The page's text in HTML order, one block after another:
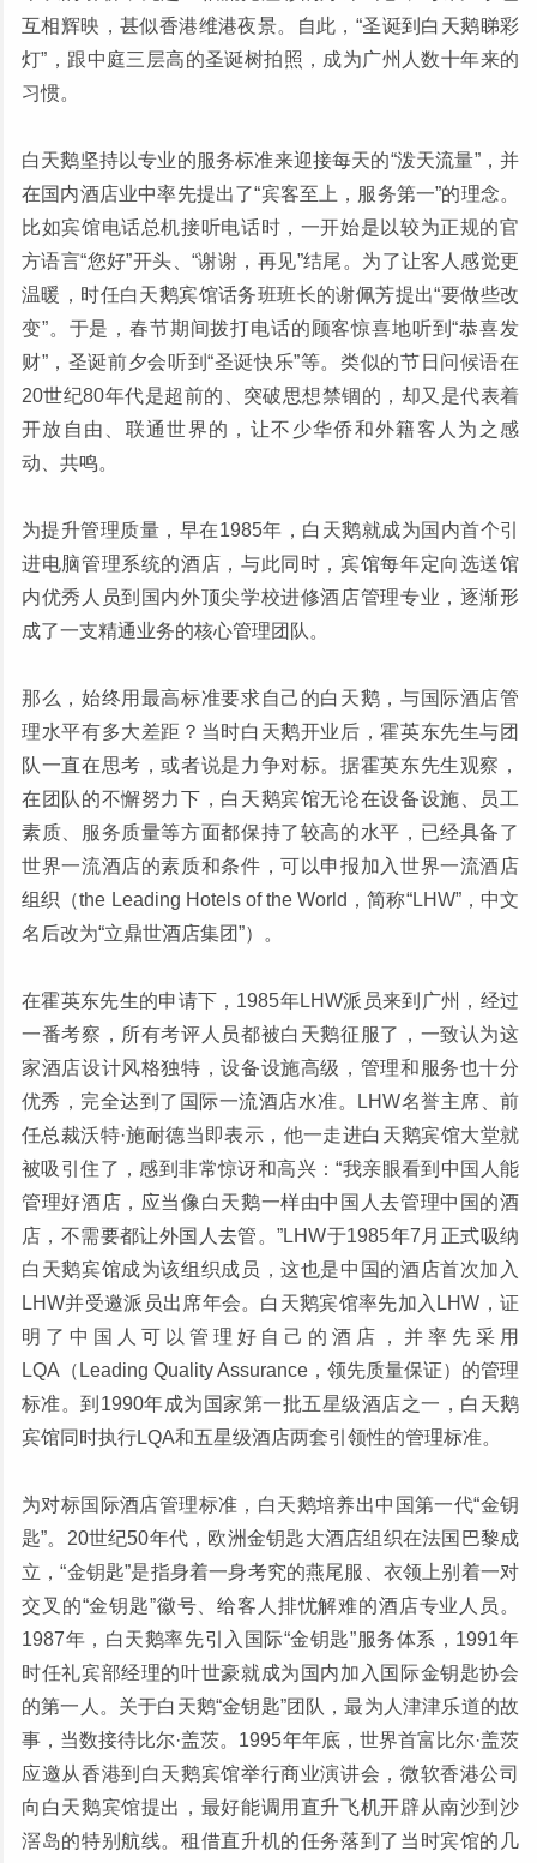
互相辉映，甚似香港维港夜景。自此，“圣诞到白天鹅睇彩
灯”，跟中庭三层高的圣诞树拍照，成为广州人数十年来的
习惯。
白天鹅坚持以专业的服务标准来迎接每天的“泼天流量”，并
在国内酒店业中率先提出了“宾客至上，服务第一”的理念。
比如宾馆电话总机接听电话时，一开始是以较为正规的官
方语言“您好”开头、“谢谢，再见”结尾。为了让客人感觉更
温暖，时任白天鹅宾馆话务班班长的谢佩芳提出“要做些改
变”。于是，春节期间拨打电话的顾客惊喜地听到“恭喜发
财”，圣诞前夕会听到“圣诞快乐”等。类似的节日问候语在
20世纪80年代是超前的、突破思想禁锢的，却又是代表着
开放自由、联通世界的，让不少华侨和外籍客人为之感
动、共鸣。
为提升管理质量，早在1985年，白天鹅就成为国内首个引
进电脑管理系统的酒店，与此同时，宾馆每年定向选送馆
内优秀人员到国内外顶尖学校进修酒店管理专业，逐渐形
成了一支精通业务的核心管理团队。
那么，始终用最高标准要求自己的白天鹅，与国际酒店管
理水平有多大差距？当时白天鹅开业后，霍英东先生与团
队一直在思考，或者说是力争对标。据霍英东先生观察，
在团队的不懈努力下，白天鹅宾馆无论在设备设施、员工
素质、服务质量等方面都保持了较高的水平，已经具备了
世界一流酒店的素质和条件，可以申报加入世界一流酒店
组织（the Leading Hotels of the World，简称“LHW”，中文
名后改为“立鼎世酒店集团”）。
在霍英东先生的申请下，1985年LHW派员来到广州，经过
一番考察，所有考评人员都被白天鹅征服了，一致认为这
家酒店设计风格独特，设备设施高级，管理和服务也十分
优秀，完全达到了国际一流酒店水准。LHW名誉主席、前
任总裁沃特·施耐德当即表示，他一走进白天鹅宾馆大堂就
被吸引住了，感到非常惊讶和高兴：“我亲眼看到中国人能
管理好酒店，应当像白天鹅一样由中国人去管理中国的酒
店，不需要都让外国人去管。”LHW于1985年7月正式吸纳
白天鹅宾馆成为该组织成员，这也是中国的酒店首次加入
LHW并受邀派员出席年会。白天鹅宾馆率先加入LHW，证
明了中国人可以管理好自己的酒店，并率先采用
LQA（Leading Quality Assurance，领先质量保证）的管理
标准。到1990年成为国家第一批五星级酒店之一，白天鹅
宾馆同时执行LQA和五星级酒店两套引领性的管理标准。
为对标国际酒店管理标准，白天鹅培养出中国第一代“金钥
匙”。20世纪50年代，欧洲金钥匙大酒店组织在法国巴黎成
立，“金钥匙”是指身着一身考究的燕尾服、衣领上别着一对
交叉的“金钥匙”徽号、给客人排忧解难的酒店专业人员。
1987年，白天鹅率先引入国际“金钥匙”服务体系，1991年
时任礼宾部经理的叶世豪就成为国内加入国际金钥匙协会
的第一人。关于白天鹅“金钥匙”团队，最为人津津乐道的故
事，当数接待比尔·盖茨。1995年年底，世界首富比尔·盖茨
应邀从香港到白天鹅宾馆举行商业演讲会，微软香港公司
向白天鹅宾馆提出，最好能调用直升飞机开辟从南沙到沙
滘岛的特别航线。租借直升机的任务落到了当时宾馆的几